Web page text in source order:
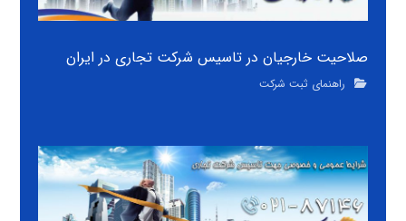
صلاحیت خارجیان در تاسیس شرکت تجاری در ایران
راهنمای ثبت شرکت